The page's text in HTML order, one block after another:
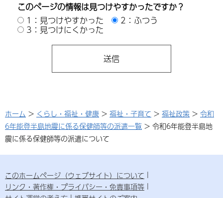
このページの情報は見つけやすかったですか？
1：見つけやすかった
2：ふつう
3：見つけにくかった
ホーム > くらし・福祉・健康 > 福祉・子育て > 福祉政策 > 令和
6年能登半島地震に係る保健師等の派遣一覧 > 令和6年能登半島地
震に係る保健師等の派遣について
このホームページ（ウェブサイト）について
リンク・著作権・プライバシー・免責事項等